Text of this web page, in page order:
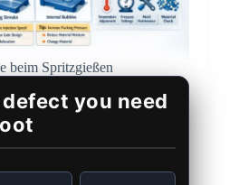
beim Spritzgießen
you need